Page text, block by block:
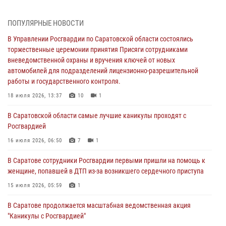
В Саратовской области самые лучшие каникулы проходят с
Росгвардией
16 июля 2026, 06:50 7 1
В Саратове сотрудники Росгвардии первыми пришли на помощь к
женщине, попавшей в ДТП из-за возникшего сердечного приступа
В Саратове продолжается масштабная ведомственная акция
"Каникулы с Росгвардией"
В Саратовской области при содействии спецназа Росгвардии
задержан подозреваемый в незаконном обороте наркотиков
В Саратове для семей военнослужащих и сотрудников Росгвардии
ПОПУЛЯРНЫЕ НОВОСТИ
В Управлении Росгвардии по Саратовской области состоялись
торжественные церемонии принятия Присяги сотрудниками
вневедомственной охраны и вручения ключей от новых
автомобилей для подразделений лицензионно-разрешительной
работы и государственного контроля.
18 июля 2026, 13:37 10 1
В Саратовской области самые лучшие каникулы проходят с
Росгвардией
16 июля 2026, 06:50 7 1
В Саратове сотрудники Росгвардии первыми пришли на помощь к
женщине, попавшей в ДТП из-за возникшего сердечного приступа
15 июля 2026, 05:59 1
В Саратове продолжается масштабная ведомственная акция
"Каникулы с Росгвардией"